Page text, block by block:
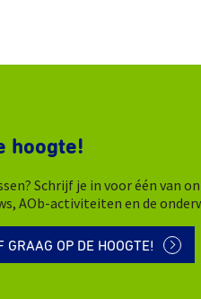
hoogte!
Schrijf je in voor één van
AOb-activiteiten en de
OP DE HOOGTE!